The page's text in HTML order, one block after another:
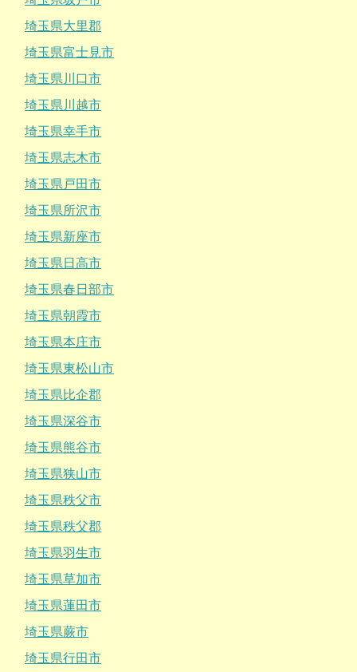
埼玉県大里郡
埼玉県富士見市
埼玉県川口市
埼玉県川越市
埼玉県幸手市
埼玉県志木市
埼玉県戸田市
埼玉県所沢市
埼玉県新座市
埼玉県日高市
埼玉県春日部市
埼玉県朝霞市
埼玉県本庄市
埼玉県東松山市
埼玉県比企郡
埼玉県深谷市
埼玉県熊谷市
埼玉県狭山市
埼玉県秩父市
埼玉県秩父郡
埼玉県羽生市
埼玉県草加市
埼玉県蓮田市
埼玉県蕨市
埼玉県行田市